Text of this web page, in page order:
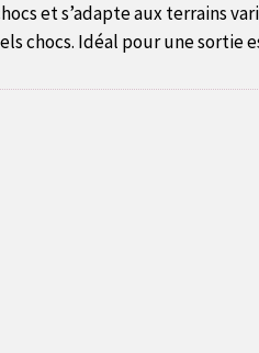
et s’adapte aux terrains
chocs. Idéal pour une sortie